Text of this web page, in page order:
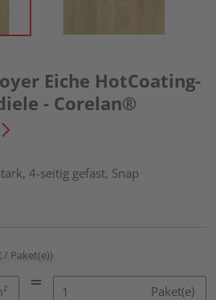
Eiche HotCoating-
- Corelan®
4-seitig gefast, Snap
/ Paket(e))
Paket(e)